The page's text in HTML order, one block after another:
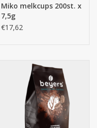
Miko melkcups 200st. x
7,5g
€17,62